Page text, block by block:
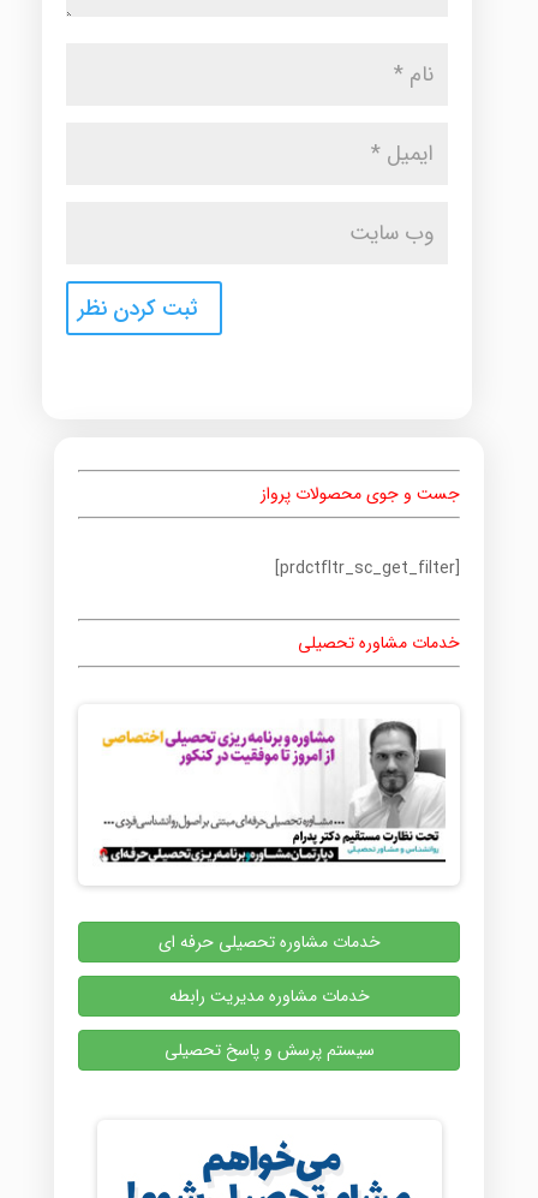
جست و جوی محصولات پرواز
[prdctfltr_sc_get_filter]
خدمات مشاوره تحصیلی
خدمات مشاوره تحصیلی حرفه ای
خدمات مشاوره مدیریت رابطه
سیستم پرسش و پاسخ تحصیلی